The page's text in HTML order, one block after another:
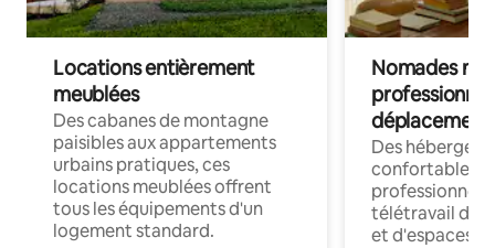
Locations entièrement
meublées
Des cabanes de montagne
paisibles aux appartements
urbains pratiques, ces
locations meublées offrent
tous les équipements d'un
logement standard.
Nomades
déplacement
Des
confortables
professionnels
télétravail
et d'espaces